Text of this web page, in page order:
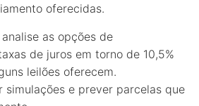
oferecidas.
as opções de
de juros em torno de 10,5%
leilões oferecem.
simulações e prever parcelas que